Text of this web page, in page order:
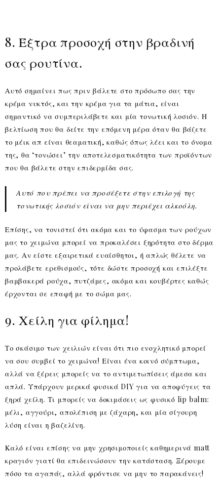
8. Έξτρα προσοχή στην βραδινή
σας ρουτίνα.
Αυτό σημαίνει πως πριν βάλετε στο πρόσωπο σας την
κρέμα νυκτός, και την κρέμα για τα μάτια, είναι
σημαντικό να συμπεριλάβετε και μία τονωτική λοσιόν. Η
βελτίωση που θα δείτε την επόμενη μέρα όταν θα βάζετε
το μέικ απ είναι θεαματική, καθώς όπως λέει και το όνομα
της, θα ‘τονώσει’ την αποτελεσματικότητα των προϊόντων
που θα βάλετε στην επιδερμίδα σας.
Αυτό που πρέπει να προσέξετε στην επιλογή της
τονωτικής λοσιόν είναι να μην περιέχει αλκοόλη.
Επίσης, να τονιστεί ότι ακόμα και το ύφασμα των ρούχων
μας το χειμώνα μπορεί να προκαλέσει ξηρότητα στο δέρμα
μας. Αν είστε εξαιρετικά ευαίσθητοι, ή απλώς θέλετε να
προλάβετε ερεθισμούς, τότε δώστε προσοχή και επιλέξτε
βαμβακερά ρούχα, πυτζάμες, ακόμα και κουβέρτες καθώς
έρχονται σε επαφή με το σώμα μας.
9. Χείλη για φίλημα!
Το σκάσιμο των χειλιών είναι ότι πιο ενοχλητικό μπορεί
να σου συμβεί το χειμώνα! Είναι ένα κοινό σύμπτωμα,
αλλά να ξέρεις μπορείς να το αντιμετωπίσεις άμεσα και
απλά. Υπάρχουν μερικά φυσικά DIY για να αποφύγεις τα
ξηρά χείλη. Τι μπορείς να δοκιμάσεις ως φυσικό lip balm:
μέλι, αγγούρι, απολέπιση με ζάχαρη, και μία σίγουρη
λύση είναι η βαζελίνη.
Καλό είναι επίσης να μην χρησιμοποιείς καθημερινά matt
κραγιόν γιατί θα επιδεινώσουν την κατάσταση. Ξέρουμε
πόσο τα αγαπάς, αλλά φρόντισε να μην το παρακάνεις!